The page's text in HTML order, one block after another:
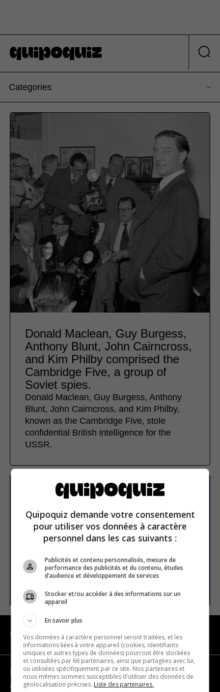
Categories
Donald Maclean, Guy Burgess,
Anthony Blunt, John Cairncross,
and Kim Philby comprised the
Cambridge Five, a group of
Soviet spies.
Donald Maclean, Guy Burgess, Anthony
Blunt, John Cairncross, and Kim Philby,
known as the Cambridge Five, stole
confidential British intelligence for the
USSR.
Subscribe to our
newsletter
Email address
SUBSCRIBE
NAVIGATION
Become a partner
Contact us
Quipoquiz demande votre consentement
pour utiliser vos données à caractère
personnel dans les cas suivants :
Publicités et contenu personnalisés, mesure de
performance des publicités et du contenu, études
d’audience et développement de services
Stocker et/ou accéder à des informations sur un
appareil
En savoir plus
Vos données à caractère personnel seront traitées, et les
informations liées à votre appareil (cookies, identifiants
uniques et autres types de données) pourront être stockées
et consultées par 66 partenaires, ainsi que partagées avec lui,
ou utilisées spécifiquement par ce site. Nos partenaires et
nous-mêmes sommes susceptibles d'utiliser des données de
géolocalisation précises. Liste des partenaires.